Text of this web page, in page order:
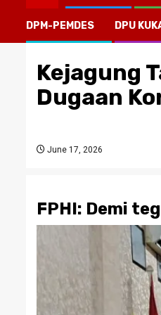
DPM-PEMDES DPU
Kejagung
Dugaan
June 17, 2026
FPHI: Demi